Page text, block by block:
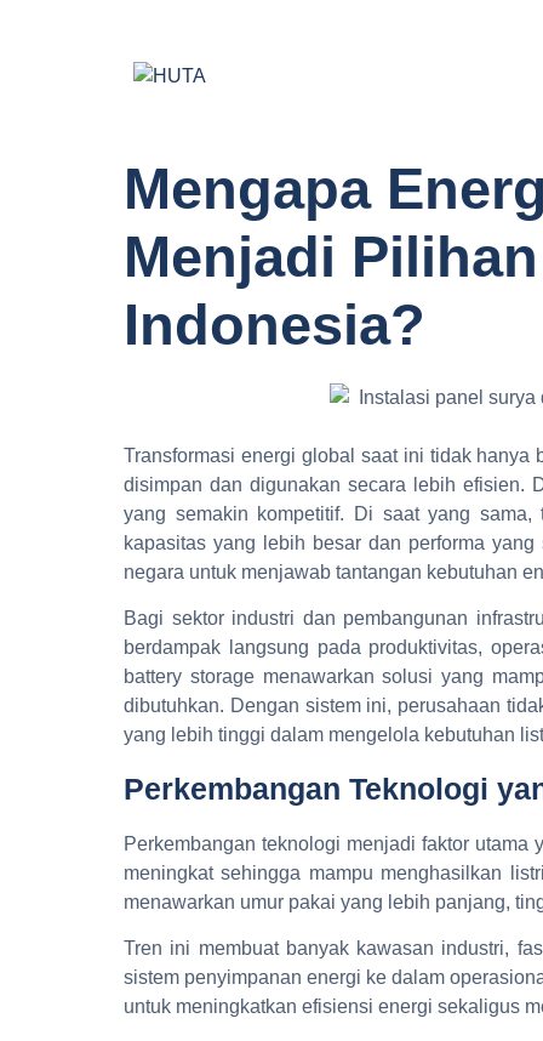
Mengapa
Menjadi
Indonesia?
Transformasi energi global saat ini tidak
disimpan dan digunakan secara lebih efisien.
yang semakin kompetitif. Di saat yang
kapasitas yang lebih besar dan performa
negara untuk menjawab tantangan kebutuhan
Bagi sektor industri dan pembangunan
berdampak langsung pada produktivitas,
battery storage menawarkan solusi yang
dibutuhkan. Dengan sistem ini, perusahaan
yang lebih tinggi dalam mengelola kebutuhan
Perkembangan Teknologi
Perkembangan teknologi menjadi faktor
meningkat sehingga mampu menghasilkan
menawarkan umur pakai yang lebih panjang,
Tren ini membuat banyak kawasan industri,
sistem penyimpanan energi ke dalam
untuk meningkatkan efisiensi energi sekaligus